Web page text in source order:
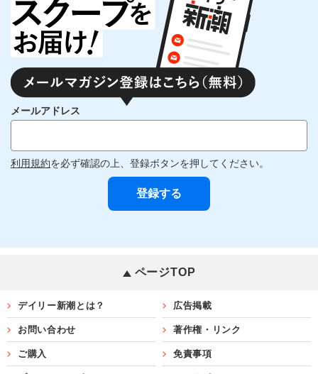
メールアドレス
利用規約を必ず確認の上、登録ボタンを押してください。
ページTOP
デイリー新潮とは？ 広告掲載
お問い合わせ 著作権・リンク
ご購入 免責事項